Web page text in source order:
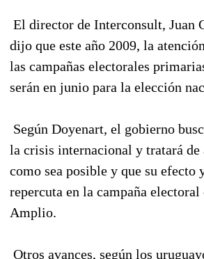
El director de Interconsult, Juan
dijo que este año 2009, la
las campañas electorales
serán en junio para la elección
Según Doyenart, el gobierno
la crisis internacional y tratará de
como sea posible y que su efecto
repercuta en la campaña
Amplio.
Otros avances, según los